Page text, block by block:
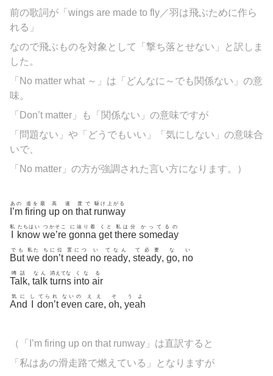
前の歌詞が「wings are made to fly／羽は飛ぶために作ら
れる」
なので飛ぶものを対象として「撃ち落とせない」と訳しま
した。
「No matter what ～」は「どんなに～でも関係ない」の意
味。
「Don’t matter」も「関係ない」の意味ですが
「問題ない」や「どうでもいい」「気にしない」の意味合
いで、
「No matter」の方が強調された言い方になります。）
I’m
あの
firing
道を最
up
高
on
速
that
度で
runway
駆け上がる
私
know
たちはい
we’re
つかそこ
gonna
に辿り着
get
くと
there
私は分
someday
かってるの
But
でも
we
私た
don’t
ちに位
need
置につ
no
い
ready
てなん
, steady
て必要
, go
な
, no
い
Talk
噂話
, talk
なん
turns
消えてな
into
くな
air
る
And
気に し
don’t
てられ
even
ないの
care
ええ
, oh
そ
, yeah
うよ
（「I’m firing up on that runway」は直訳すると
「私はあの滑走路で燃えている」となりますが